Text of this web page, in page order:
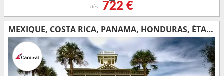
dès 722 €
MEXIQUE, COSTA RICA, PANAMA, HONDURAS, ÉTATS-UNIS